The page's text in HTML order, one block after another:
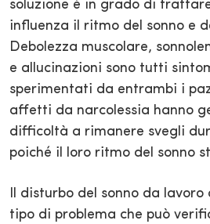
soluzione è in grado di
influenza il ritmo del sonno e
Debolezza muscolare,
e allucinazioni sono tutti
sperimentati da entrambi i
affetti da narcolessia hanno
difficoltà a rimanere svegli
poiché il loro ritmo del sonno
Il disturbo del sonno da
tipo di problema che può